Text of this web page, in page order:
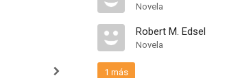
Novela
Robert M. Edsel
Novela
1 más